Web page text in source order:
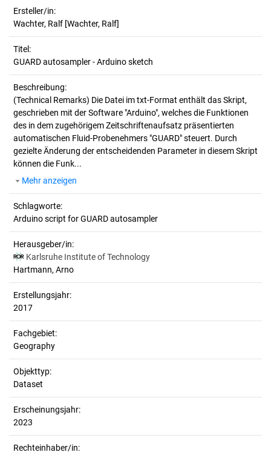
Ersteller/in:
Wachter, Ralf [Wachter, Ralf]
Titel:
GUARD autosampler - Arduino sketch
Beschreibung:
(Technical Remarks) Die Datei im txt-Format enthält das Skript,
geschrieben mit der Software "Arduino", welches die Funktionen
des in dem zugehörigem Zeitschriftenaufsatz präsentierten
automatischen Fluid-Probenehmers "GUARD" steuert. Durch
gezielte Änderung der entscheidenden Parameter in diesem Skript
können die Funk...
Mehr anzeigen
Schlagworte:
Arduino script for GUARD autosampler
Herausgeber/in:
Karlsruhe Institute of Technology
Hartmann, Arno
Erstellungsjahr:
2017
Fachgebiet:
Geography
Objekttyp:
Dataset
Erscheinungsjahr:
2023
Rechteinhaber/in: